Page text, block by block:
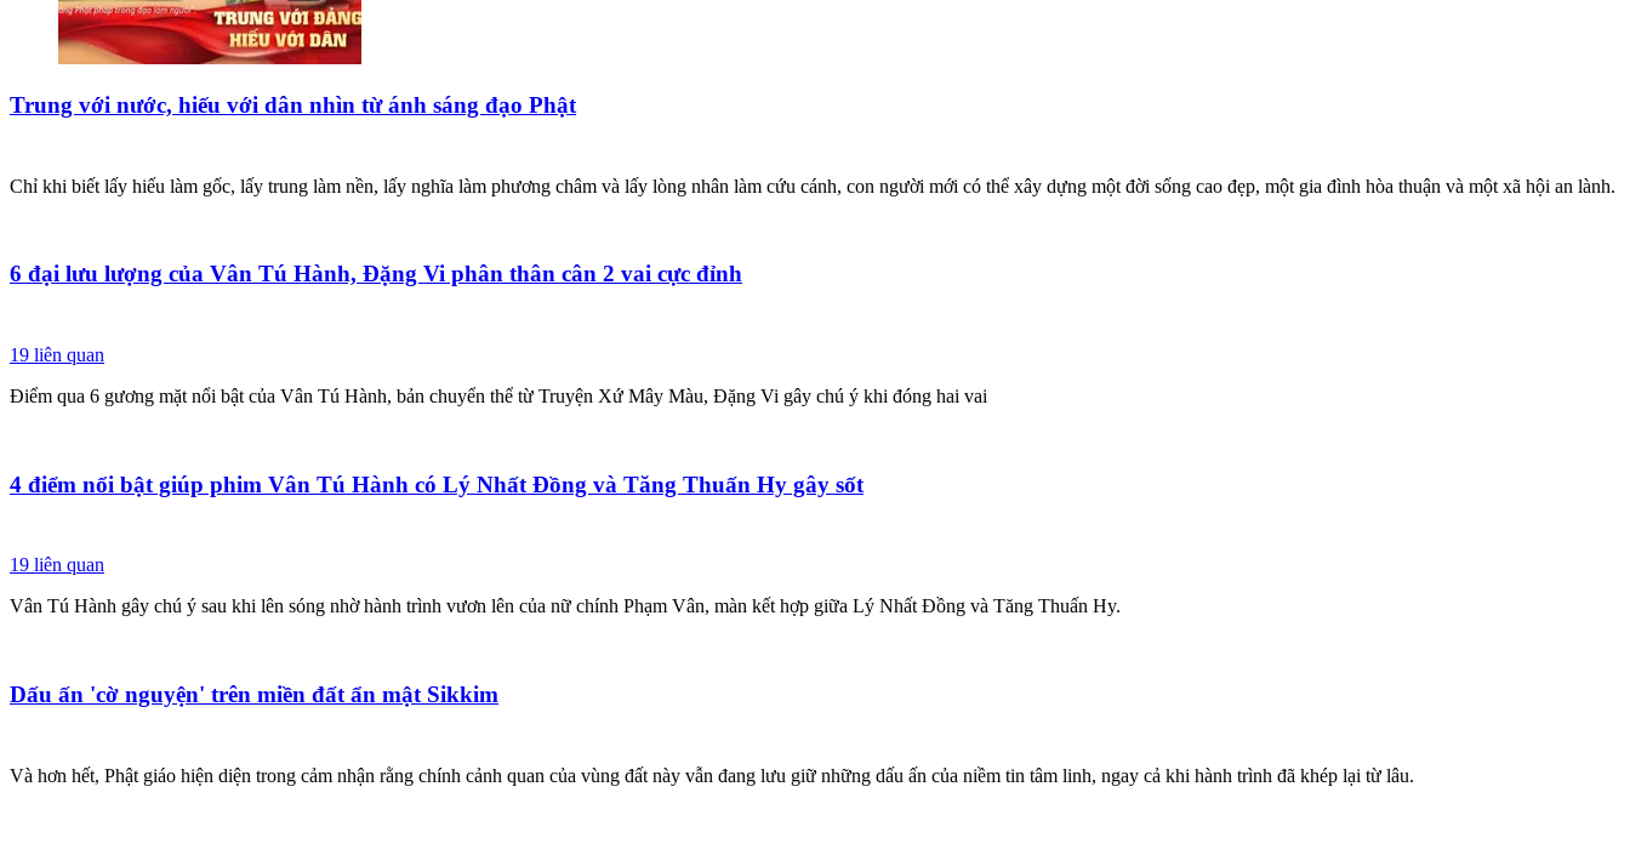
Trung với nước, hiếu với dân nhìn từ ánh sáng đạo Phật
Chỉ khi biết lấy hiếu làm gốc, lấy trung làm nền, lấy nghĩa làm phương châm và lấy lòng nhân làm cứu cánh, con người mới có thể xây dựng một đời sống cao đẹp, một gia đình hòa thuận và một xã hội an lành.
6 đại lưu lượng của Vân Tú Hành, Đặng Vi phân thân cân 2 vai cực đỉnh
19 liên quan
Điểm qua 6 gương mặt nổi bật của Vân Tú Hành, bản chuyển thể từ Truyện Xứ Mây Màu, Đặng Vi gây chú ý khi đóng hai vai
4 điểm nổi bật giúp phim Vân Tú Hành có Lý Nhất Đồng và Tăng Thuấn Hy gây sốt
19 liên quan
Vân Tú Hành gây chú ý sau khi lên sóng nhờ hành trình vươn lên của nữ chính Phạm Vân, màn kết hợp giữa Lý Nhất Đồng và Tăng Thuấn Hy.
Dấu ấn 'cờ nguyện' trên miền đất ẩn mật Sikkim
Và hơn hết, Phật giáo hiện diện trong cảm nhận rằng chính cảnh quan của vùng đất này vẫn đang lưu giữ những dấu ấn của niềm tin tâm linh, ngay cả khi hành trình đã khép lại từ lâu.